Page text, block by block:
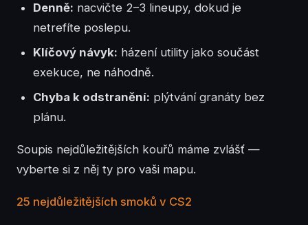
Denně: nacvičte 2–3 lineupy, dokud je
netrefíte poslepu.
Klíčový návyk: házení utility jako součást
exekuce, ne náhodně.
Chyba k odstranění: plýtvání granáty bez
plánu.
Soupis nejdůležitějších kouřů máme zvlášť —
vyberte si z něj ty pro vaši mapu.
25 nejdůležitějších smoků v CS2